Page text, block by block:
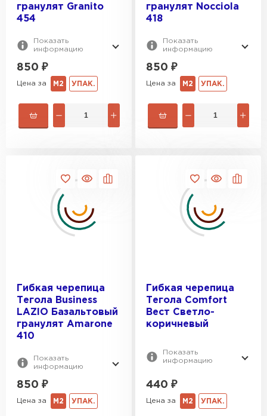
гранулят Granito
454
Показать
информацию
850 ₽
Цена за М2 УПАК.
гранулят Nocciola
418
Показать
информацию
850 ₽
Цена за М2 УПАК.
Гибкая черепица
Тегола Business
LAZIO Базальтовый
гранулят Amarone
410
Показать
информацию
850 ₽
Цена за М2 УПАК.
Гибкая черепица
Тегола Comfort
Вест Светло-
коричневый
Показать
информацию
440 ₽
Цена за М2 УПАК.
Штакетник
ПЕРЕЙТИ